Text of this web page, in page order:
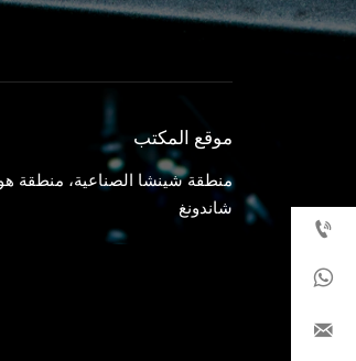
موقع المكتب
منطقة شينشا الصناعية، منطقة
شاندونغ


